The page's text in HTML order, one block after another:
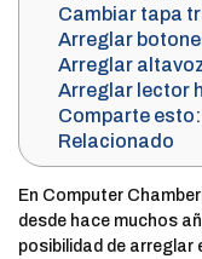
Cambiar tapa
Arreglar
Arreglar
Arreglar lector
Comparte esto:
Relacionado
En Computer
desde hace muchos
posibilidad de arreglar